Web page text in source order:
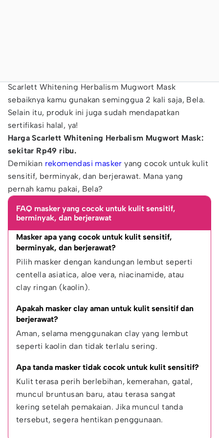
Scarlett Whitening Herbalism Mugwort Mask
sebaiknya kamu gunakan seminggua 2 kali saja, Bela.
Selain itu, produk ini juga sudah mendapatkan
sertifikasi halal, ya!
Harga Scarlett Whitening Herbalism Mugwort Mask:
sekitar Rp49 ribu.
Demikian rekomendasi masker yang cocok untuk kulit
sensitif, berminyak, dan berjerawat. Mana yang
pernah kamu pakai, Bela?
FAQ masker yang cocok untuk kulit sensitif,
berminyak, dan berjerawat
Masker apa yang cocok untuk kulit sensitif,
berminyak, dan berjerawat?
Pilih masker dengan kandungan lembut seperti
centella asiatica, aloe vera, niacinamide, atau
clay ringan (kaolin).
Apakah masker clay aman untuk kulit sensitif dan
berjerawat?
Aman, selama menggunakan clay yang lembut
seperti kaolin dan tidak terlalu sering.
Apa tanda masker tidak cocok untuk kulit sensitif?
Kulit terasa perih berlebihan, kemerahan, gatal,
muncul bruntusan baru, atau terasa sangat
kering setelah pemakaian. Jika muncul tanda
tersebut, segera hentikan penggunaan.